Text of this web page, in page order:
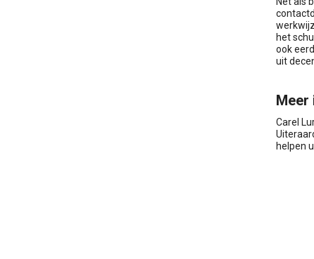
het
ook
uit
Meer
Carel
helpen